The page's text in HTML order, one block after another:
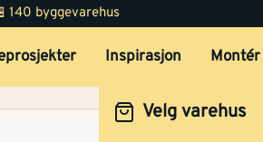
140 byggevarehus
Inspirasjon
Velg varehus